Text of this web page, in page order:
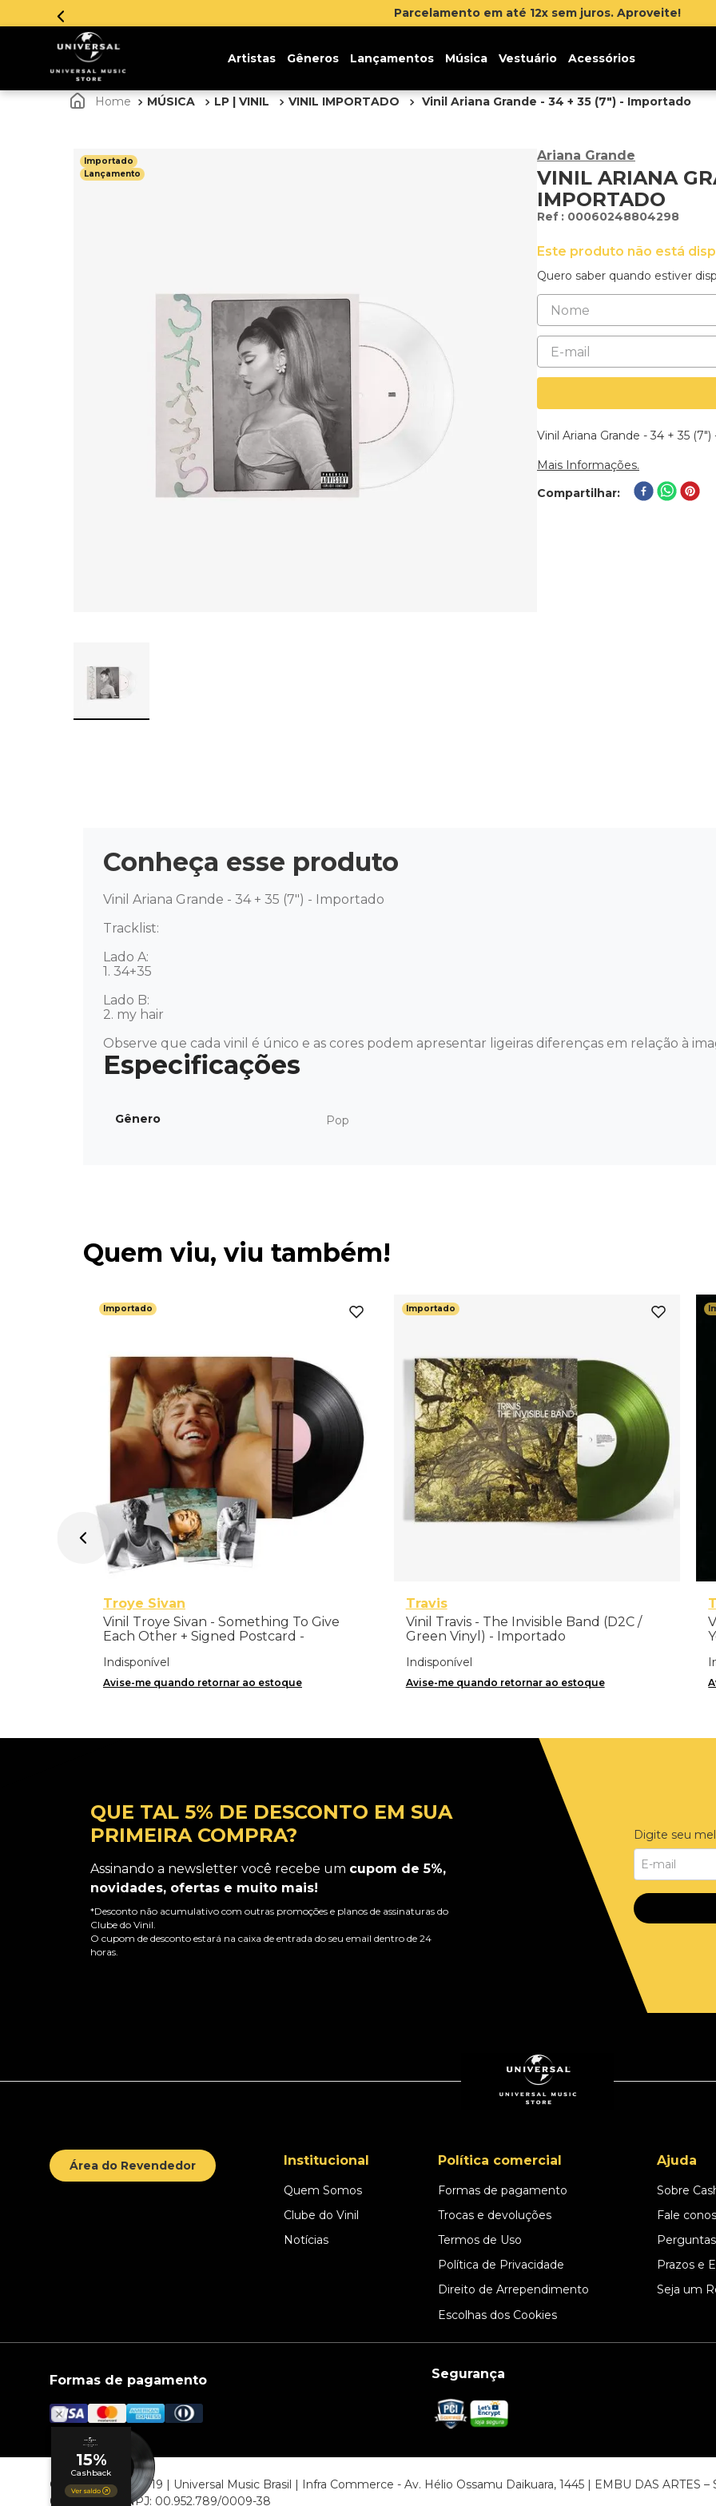
Parcelamento em até 12x sem juros. Aproveite!
Artistas Gêneros Lançamentos Música Vestuário Acessórios
MÚSICA LP | VINIL VINIL IMPORTADO Vinil Ariana Grande - 34 + 35 (7") - Importado
Importado
Lançamento
Ariana Grande
VINIL ARIANA
IMPORTADO
: 00060248804298
Este produto não está
Quero saber quando estiver
Vinil Ariana Grande - 34 + 35
Mais Informações.
Compartilhar
Conheça esse produto
Vinil Ariana Grande - 34 + 35 (7") - Importado
Tracklist:
Lado A:
1. 34+35
Lado B:
2. my hair
Observe que cada vinil é único e as cores podem apresentar ligeiras diferenças em relação à
Gênero Pop
Quem viu, viu também!
Importado
Troye Sivan
Vinil Troye Sivan - Something To Give
Each Other + Signed Postcard -
Indisponível
Avise-me quando retornar ao estoque
Importado
Travis
Vinil Travis - The Invisible Band (D2C /
Green Vinyl) - Importado
Indisponível
Avise-me quando retornar ao estoque
QUE TAL 5% DE DESCONTO EM SUA
PRIMEIRA COMPRA?
Assinando a newsletter você recebe um cupom de 5%,
novidades, ofertas e muito mais!
*Desconto não acumulativo com outras promoções e planos de assinaturas do
Clube do Vinil.
O cupom de desconto estará na caixa de entrada do seu email dentro de 24
horas.
Digite seu
Área do Revendedor Institucional
Quem Somos
Clube do Vinil
Notícias
Política comercial
Formas de pagamento
Trocas e devoluções
Termos de Uso
Política de Privacidade
Direito de Arrependimento
Escolhas dos Cookies
Ajuda
Sobre
Fale
Prazos e
Seja um
Formas de pagamento Segurança
© COPYRIGHT 2019 | Universal Music Brasil | Infra Commerce - Av. Hélio Ossamu Daikuara, 1445 | EMBU DAS ARTES –
06807-000 CNPJ: 00.952.789/0009-38